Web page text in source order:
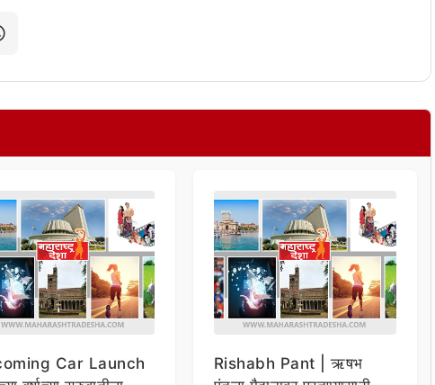
Car Launch
Rishabh Pant | ऋषभ